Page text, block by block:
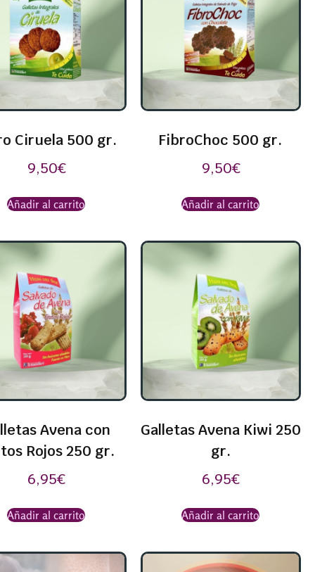
Ciruela 500 gr.
9,50€
Añadir al carrito
FibroChoc 500 gr.
9,50€
Añadir al carrito
Avena con
Rojos 250 gr.
6,95€
Añadir al carrito
Galletas Avena Kiwi 250
gr.
6,95€
Añadir al carrito